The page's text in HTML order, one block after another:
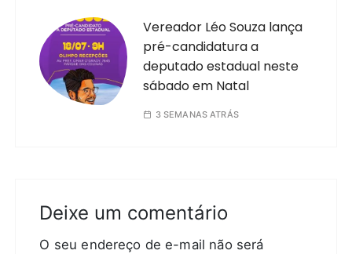
Vereador Léo Souza lança
pré-candidatura a
deputado estadual neste
sábado em Natal
3 SEMANAS ATRÁS
Deixe um comentário
O seu endereço de e-mail não será